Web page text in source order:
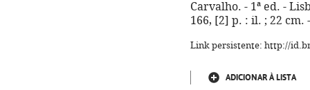
Carvalho. - 1ª ed. -
166, [2] p. : il. ; 22 cm.
Link persistente: http://
ADICIONAR À LISTA